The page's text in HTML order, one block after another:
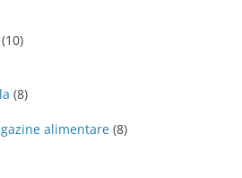
(10)
(8)
alimentare (8)